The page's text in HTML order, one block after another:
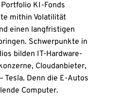
KI-Fonds
mithin Volatilität
einen langfristigen
Schwerpunkte in
bilden IT-Hardware-
Cloudanbieter,
Tesla. Denn die E-Autos
Computer.